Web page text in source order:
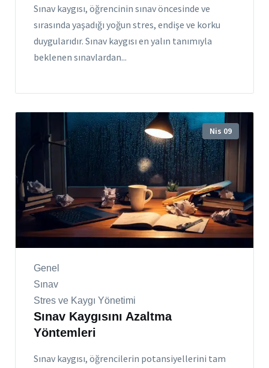
Sınav kaygısı, öğrencinin sınav öncesinde ve
sırasında yaşadığı yoğun stres, endişe ve korku
duygularıdır. Sınav kaygısı en yalın tanımıyla
beklenen sınavlardan...
Nis 09
Genel
Sınav
Stres ve Kaygı Yönetimi
Sınav Kaygısını Azaltma
Yöntemleri
Sınav kaygısı, öğrencilerin potansiyellerini tam